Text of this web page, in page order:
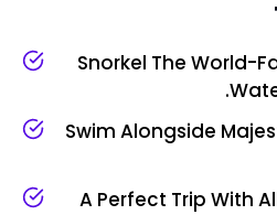
Snorkel The World-
Swim Alongside
A Perfect Trip With